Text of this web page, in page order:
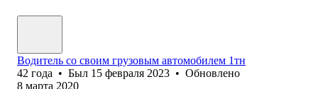
Водитель со своим грузовым автомобилем 1тн
42 года • Был 15 февраля 2023 • Обновлено
8 марта 2020